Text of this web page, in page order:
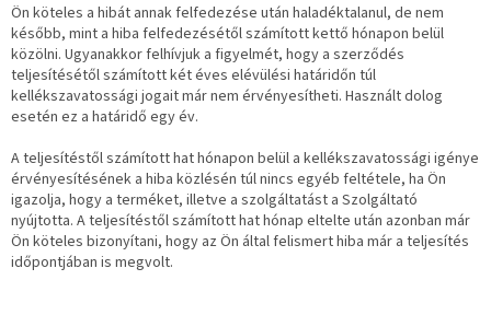
Ön köteles a hibát annak felfedezése után haladéktalanul, de nem
később, mint a hiba felfedezésétől számított kettő hónapon belül
közölni. Ugyanakkor felhívjuk a figyelmét, hogy a szerződés
teljesítésétől számított két éves elévülési határidőn túl
kellékszavatossági jogait már nem érvényesítheti. Használt dolog
esetén ez a határidő egy év.
A teljesítéstől számított hat hónapon belül a kellékszavatossági igénye
érvényesítésének a hiba közlésén túl nincs egyéb feltétele, ha Ön
igazolja, hogy a terméket, illetve a szolgáltatást a Szolgáltató
nyújtotta. A teljesítéstől számított hat hónap eltelte után azonban már
Ön köteles bizonyítani, hogy az Ön által felismert hiba már a teljesítés
időpontjában is megvolt.